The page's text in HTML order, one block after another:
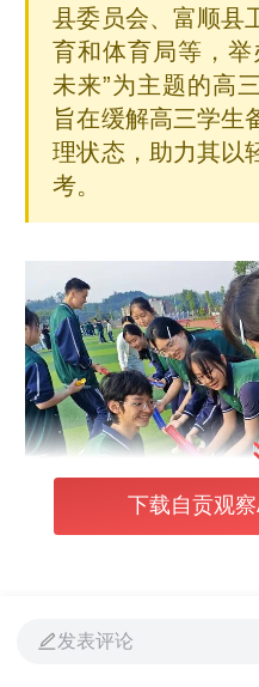
县委员会、富顺县
育和体育局等，举
未来”为主题的高
旨在缓解高三学生
理状态，助力其以
考。
下载自贡观
发表评论